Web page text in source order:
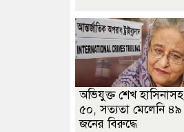
অভিযুক্ত শেখ হাসিনাসহ
৫০, সত্যতা মেলেনি ৪৯
জনের বিরুদ্ধে